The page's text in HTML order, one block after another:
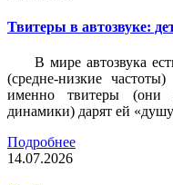
Твитеры в автозвуке:
В мире автозвука
(средне-низкие
именно твитеры (они
динамики) дарят ей
Подробнее
14.07.2026